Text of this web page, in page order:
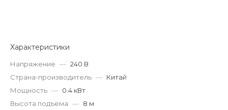
Характеристики
Напряжение — 240 В
Страна-производитель — Китай
Мощность — 0.4 кВт
Высота подъема — 8 м